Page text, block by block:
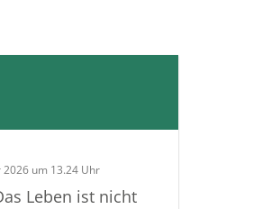
um 13.24 Uhr
Leben ist nicht